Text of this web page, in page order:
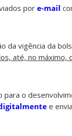
por e-mail
da vigência da
até, no máximo,
o
e